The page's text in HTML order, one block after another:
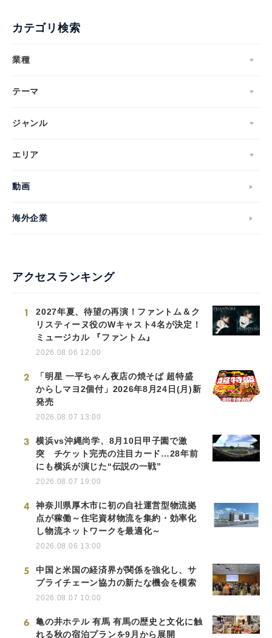
カテゴリ検索
業種
テーマ
ジャンル
エリア
動画
海外企業
アクセスランキング
1
2027年夏、待望の再演！ファントム＆ク
リスティーヌ役のWキャスト4名が決定！
ミュージカル 『ファントム』
2026.08.06 12:00
2
「明星 一平ちゃん夜店の焼そば 超特盛
からしマヨ2個付」2026年8月24日(月)新
発売
2026.08.07 13:00
3
横浜vs沖縄尚学、8月10日甲子園で激
突 チケット完売の注目カード…28年前
にも横浜が演じた“伝説の一戦”
2026.08.07 19:00
4
神奈川県厚木市に初の自社運営型物流拠
点が稼働～住宅資材物流を集約・効率化
し物流ネットワークを最適化～
2026.08.06 13:00
5
中国と米国の経済界が関係を強化し、サ
プライチェーン協力の新たな機会を模索
2026.08.07 10:00
6
亀の井ホテル 有馬 有馬の歴史と文化に触
れる秋の宿泊プランを9月から展開
English